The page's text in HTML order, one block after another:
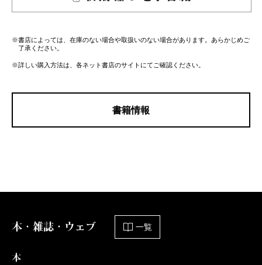
※書店によっては、在庫のない場合や取扱いのない場合があります。あらかじめご
了承ください。
※詳しい購入方法は、各ネット書店のサイトにてご確認ください。
書籍情報
本・雑誌・ウェブ 一覧
本